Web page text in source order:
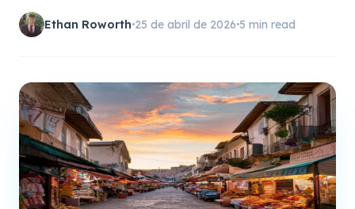
Ethan Roworth•25 de abril de 2026•5 min read